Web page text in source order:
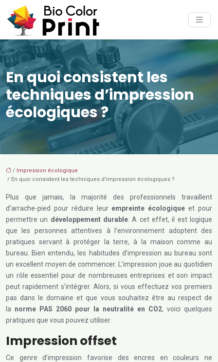
En quoi consistent les
techniques d’impression
écologiques ?
/ Impression écologique
/ En quoi consistent les techniques d’impression écologiques ?
Plus que jamais, la majorité des professionnels travaillent
d’arrache-pied pour réduire leur empreinte écologique et pour
permettre un développement durable . A cet effet, il est logique
que les personnes attentives à l’environnement adoptent des
pratiques servant à protéger la terre, à la maison comme au
bureau. Bien entendu, les habitudes d’impression au bureau sont
un excellent moyen de commencer. L’impression joue au quotidien
un rôle essentiel pour de nombreuses entreprises et son impact
peut rapidement s’intégrer. Alors, si vous effectuez vos premiers
pas dans le domaine et que vous souhaitez être au respect de
la norme PAS 2060 pour la neutralité en CO2, voici quelques
pratiques que vous pouvez utiliser.
Impression offset
Ce genre d’impression favorise des encres en couleurs ne